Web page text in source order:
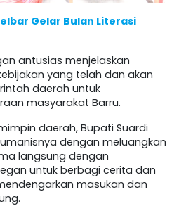
Gelar Bulan Literasi
antusias menjelaskan
yang telah dan akan
daerah untuk
masyarakat Barru.
daerah, Bupati Suardi
dengan meluangkan
langsung dengan
untuk berbagi cerita dan
masukan dan